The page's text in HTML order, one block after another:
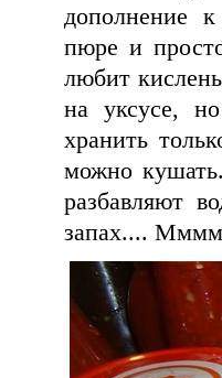
дополнение
пюре и
любит
на уксусе,
хранить
можно
разбавляют
запах....